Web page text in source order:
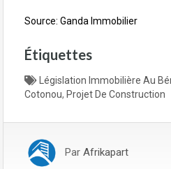
Source: Ganda Immobilier
Étiquettes
Législation Immobilière Au
Cotonou, Projet De Construction
Par Afrikapart